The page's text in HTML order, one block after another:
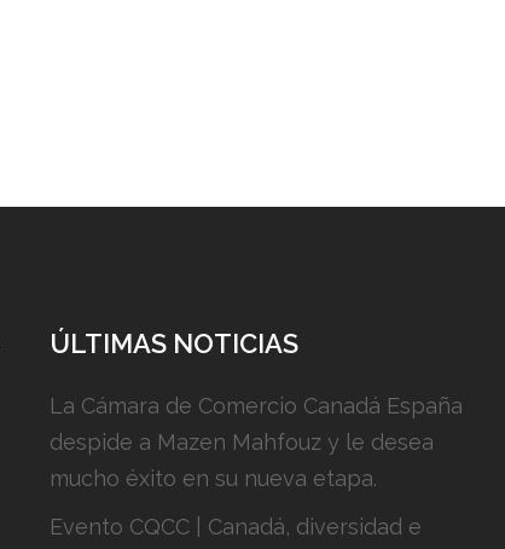
ÚLTIMAS NOTICIAS
La Cámara de Comercio Canadá España
despide a Mazen Mahfouz y le desea
mucho éxito en su nueva etapa.
Evento CQCC | Canadá, diversidad e